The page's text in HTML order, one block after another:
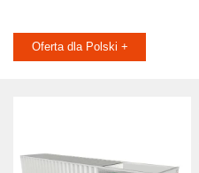
Oferta dla Polski +